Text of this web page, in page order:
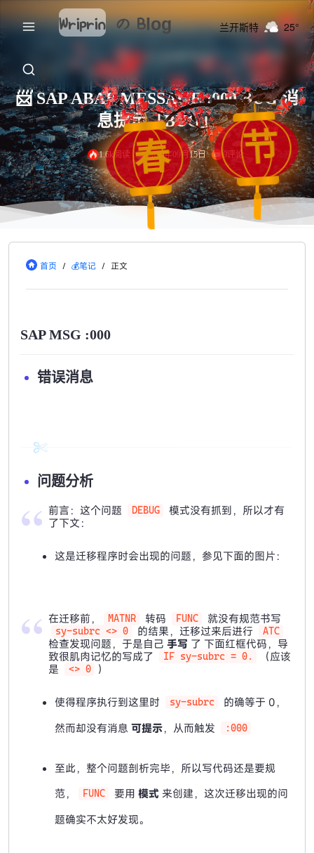
Wriprin の Blog 兰开斯特 25°
📨 SAP ABAP MESSAGE :000 BUG 消
息提示「BUG」
1.6k阅读 2022年09月15日 0评论
首页 / 💰笔记 / 正文
SAP MSG :000
错误消息
问题分析
前言：这个问题 DEBUG
模式没有抓到，所以才有
了下文：
这是迁移程序时会出现的问题，参见下面的图片：
在迁移前， MATNR 转码 FUNC 就没有规范书写
sy-subrc <> 0 的结果，迁移过来后进行 ATC
检查发现问题，于是自己 手写 了 下面红框代码，导
致很肌肉记忆的写成了
IF sy-subrc = 0.
（应该
是
<> 0 ）
使得程序执行到这里时 sy-subrc
的确等于 0，
然而却没有消息 可提示，从而触发 :000
至此，整个问题剖析完毕，所以写代码还是要规
范，
FUNC 要用模式 来创建，这次迁移出现的问
题确实不太好发现。
节
春